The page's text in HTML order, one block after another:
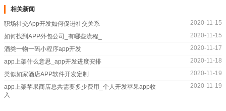
相关新闻
职场社交App开发如何促进社交关系
2020-11-15
如何找到APP外包公司_有哪些流程_
2020-11-15
酒类一物一码小程序app开发
2020-11-17
app上架什么意思_app开发进度安排
2020-11-18
类似如家酒店APP软件开发定制
2020-11-19
app上架苹果商店总共需要多少费用_个人开发苹果app收
入
2020-11-19